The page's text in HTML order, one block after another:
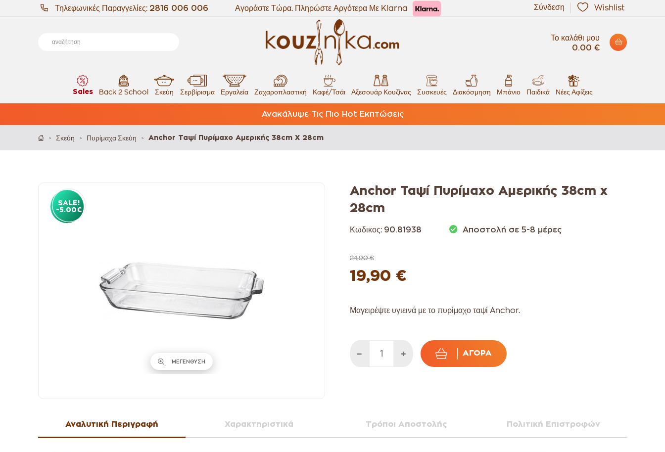
Τηλεφωνικές Παραγγελίες: 2816 006 006 Αγοράστε Τώρα. Πληρώστε Αργότερα Με Klarna Wishlist
Σύνδεση
Το καλάθι μου
0.00 €
Sales Back 2 School Σκεύη Σερβίρισμα Εργαλεία Ζαχαροπλαστική Καφέ/Τσάι Αξεσουάρ Κουζίνας Συσκευές Διακόσμηση Μπάνιο Παιδικά Νέες Αφίξεις
Ανακάλυψε Τις Πιο Hot Εκπτώσεις
> Σκεύη > Πυρίμαχα Σκεύη > Anchor Ταψί Πυρίμαχο Αμερικής 38cm X 28cm
SALE!
-5.00€
ΜΕΓΕΝΘΥΣΗ
Anchor Ταψί Πυρίμαχο Αμερικής 38cm x
28cm
Κωδικος: 90.81938 Αποστολή σε 5-8 μέρες
24,90 €
19,90 €
Μαγειρέψτε υγιεινά με το πυρίμαχο ταψί Anchor.
ΑΓΟΡΆ
Αναλυτική Περιγραφή Χαρακτηριστικά Τρόποι Αποστολής Πολιτική Επιστροφών